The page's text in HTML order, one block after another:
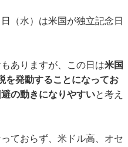
（水）は米国が独立記念日
ありますが、この日は米国
を発動することになってお
の動きになりやすいと考え
ておらず、米ドル高、オセ